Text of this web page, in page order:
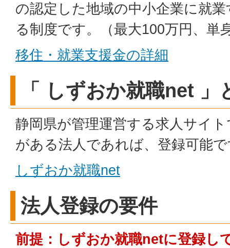
の認定した地域の中小企業に就
る制度です。（最大100万円、単
移住・就業支援金の詳細
「 しずおか就職net 」
静岡県が管理運営する求人サイ
がある法人であれば、登録可能
しずおか就職net
法人登録の要件
前提：しずおか就職netに登録し